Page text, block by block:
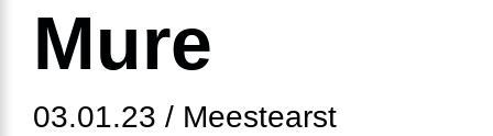
Mure
03.01.23 / Meestearst